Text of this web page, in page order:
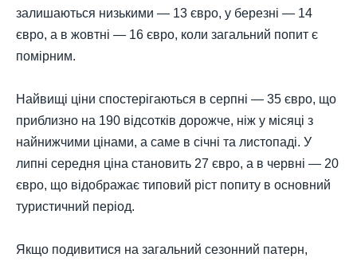
залишаються низькими — 13 євро, у березні — 14
євро, а в жовтні — 16 євро, коли загальний попит є
помірним.
Найвищі ціни спостерігаються в серпні — 35 євро, що
приблизно на 190 відсотків дорожче, ніж у місяці з
найнижчими цінами, а саме в січні та листопаді. У
липні середня ціна становить 27 євро, а в червні — 20
євро, що відображає типовий ріст попиту в основний
туристичний період.
Якщо подивитися на загальний сезонний патерн,